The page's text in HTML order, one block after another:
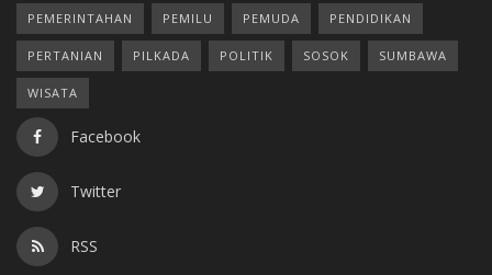
PEMERINTAHAN PEMILU PEMUDA PENDIDIKAN
PERTANIAN PILKADA POLITIK SOSOK SUMBAWA
WISATA
Facebook
Twitter
RSS